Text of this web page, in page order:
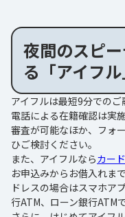
夜間のスピ
る「アイフル
アイフルは最短9分での
電話による在籍確認は実
審査が可能なほか、フォ
ひご検討ください。
また、アイフルならカー
お申込みからお借入れま
ドレスの場合はスマホア
行ATM、ローン銀行ATM